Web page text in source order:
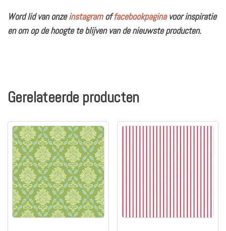
Word lid van onzeinstagramoffacebookpaginavoor inspiratie
en om op de hoogte te blijven van de nieuwste producten.
Gerelateerde producten